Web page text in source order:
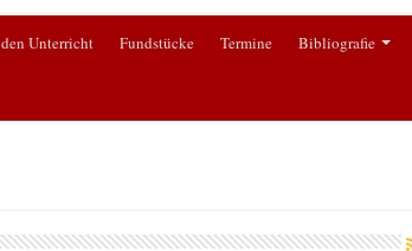
Unterricht Fundstücke Termine Bibliografie